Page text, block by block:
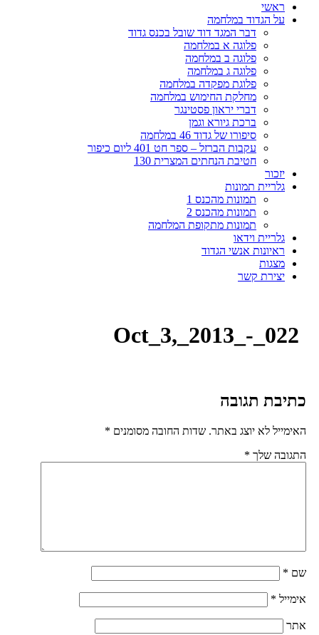
ראשי
על הגדוד במלחמה
דבר המגד דוד שובל בכנס גדוד
פלוגה א במלחמה
פלוגה ב במלחמה
פלוגה ג במלחמה
פלוגת מפקדה במלחמה
מחלקת החימוש במלחמה
דברי יראון פסטינגר
ברכת גיורא וגמן
סיפורו של גדוד 46 במלחמה
עקבות הברזל – ספר חט 401 ליום כיפור
חטיבת הנחתים המצרית 130
יזכור
גלריית תמונות
תמונות מהכנס 1
תמונות מהכנס 2
תמונות מתקופת המלחמה
גלריית וידאו
ראיונות אנשי הגדוד
מצגות
יצירת קשר
Oct_3,_2013_-_022
תגובה
לא יוצג באתר. שדות החובה מסומנים*
שלך*
*
*